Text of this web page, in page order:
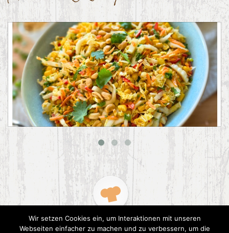
Asiatischer Chinakohl-Salat
Wir setzen Cookies ein, um Interaktionen mit unseren
Webseiten einfacher zu machen und zu verbessern, um die